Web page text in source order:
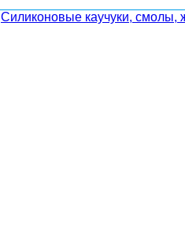
Силиконовые каучуки, смолы,